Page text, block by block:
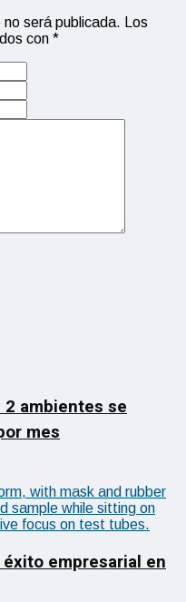
será publicada.
Los
con *
2 ambientes se
mes
empresarial en